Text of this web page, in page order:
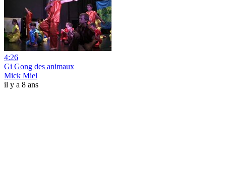
4:26
Gi Gong des animaux
Mick Miel
il y a 8 ans